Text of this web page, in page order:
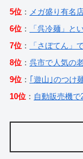
5位 ： メガ盛り有名
6位 ：
「呉冷麺」と
7位 ：
「さぼてん」
8位 ： 呉市で人気の
9位 ： ｢遊山｣のつけ
10位 ： 自動販売機で